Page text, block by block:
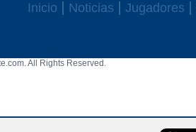
Inicio Noticias Jugadores
All Rights Reserved.